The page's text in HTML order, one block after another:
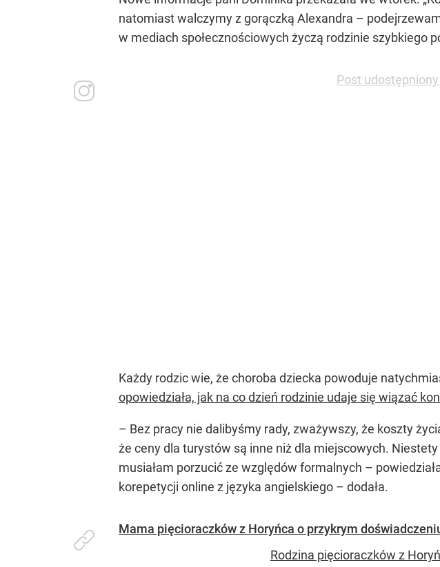
natomiast walczymy z gorączką Alexandra –
w mediach społecznościowych życzą rodzinie szybkiego
Post
Każdy rodzic wie, że choroba dziecka powoduje
opowiedziała, jak na co dzień rodzinie udaje się wiązać
– Bez pracy nie dalibyśmy rady, zważywszy, że koszty
że ceny dla turystów są inne niż dla miejscowych.
musiałam porzucić ze względów formalnych –
korepetycji online z języka angielskiego – dodała.
Mama pięcioraczków z Horyńca o przykrym
Rodzina pięcioraczków z